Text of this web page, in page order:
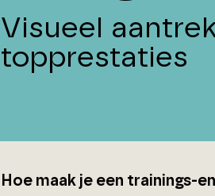
Visueel
topprestaties
Hoe maak je een trainings-